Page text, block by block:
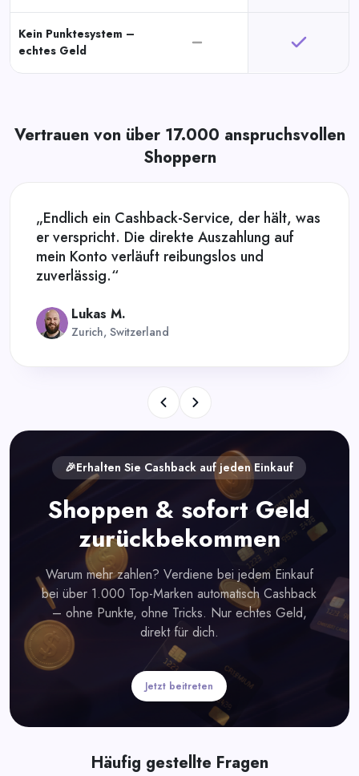
Kein Punktesystem –
echtes Geld
Vertrauen von über 17.000 anspruchsvollen
Shoppern
„Endlich ein Cashback-Service, der hält, was
er verspricht. Die direkte Auszahlung auf
mein Konto verläuft reibungslos und
zuverlässig.“
Lukas M.
Zurich, Switzerland
🎉Erhalten Sie Cashback auf jeden Einkauf
Shoppen & sofort Geld
zurückbekommen
Warum mehr zahlen? Verdiene bei jedem Einkauf
bei über 1.000 Top-Marken automatisch Cashback
– ohne Punkte, ohne Tricks. Nur echtes Geld,
direkt für dich.
Jetzt beitreten
Häufig gestellte Fragen